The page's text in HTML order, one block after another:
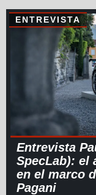
ENTREVISTA
Entrevista
SpecLab): el
en el marco
Pagani